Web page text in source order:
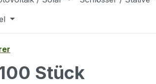
Stück